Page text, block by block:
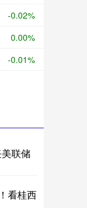
-0.02%
0.00%
-0.01%
联储
看桂西